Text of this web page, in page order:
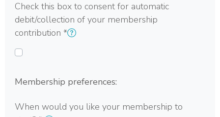
Check this box to consent for automatic
debit/collection of your membership
contribution *
Membership preferences:
When would you like your membership to